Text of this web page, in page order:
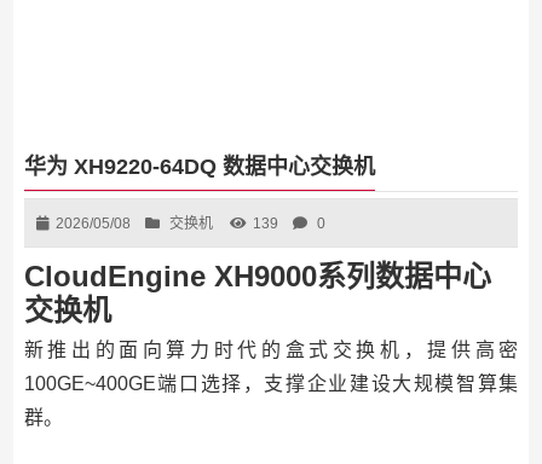
华为 XH9220-64DQ 数据中心交换机
2026/05/08 交换机 139 0
CloudEngine XH9000系列数据中心
交换机
新推出的面向算力时代的盒式交换机，提供高密
100GE~400GE端口选择，支撑企业建设大规模智算集
群。